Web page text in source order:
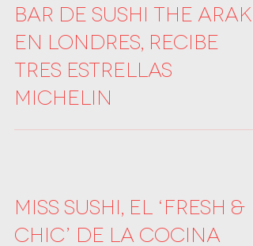
Bar de sushi The Araki,
en Londres, recibe
tres estrellas
Michelin
Miss Sushi, el ‘fresh &
chic’ de la cocina